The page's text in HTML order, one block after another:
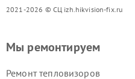
2021-2026 © СЦ izh.hikvision-fix.ru
Мы ремонтируем
Ремонт тепловизоров